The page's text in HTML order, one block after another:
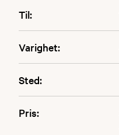
Til:
Varighet:
Sted:
Pris: